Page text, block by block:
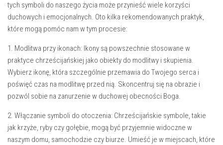
tych symboli do naszego życia ‍może ‌przynieść wiele korzyści‍
duchowych i emocjonalnych. Oto kilka ⁣rekomendowanych praktyk,
⁤które mogą pomóc nam w tym procesie:
1. Modlitwa przy ikonach: Ikony ⁢są ⁢powszechnie stosowane w
praktyce chrześcijańskiej jako obiekty do modlitwy i skupienia.
Wybierz ikonę, która szczególnie przemawia⁣ do‌ Twojego serca i ​
poświęć czas na modlitwę przed nią. Skoncentruj się na obrazie i
pozwól ​sobie na zanurzenie w duchowej ⁣obecności Boga.
2. Włączanie symboli do⁤ otoczenia: Chrześcijańskie symbole, takie
jak krzyże, ryby czy gołębie, mogą ⁤być przyjemnie​ widoczne w
‌naszym domu, samochodzie czy biurze. Umieść je w miejscach, które